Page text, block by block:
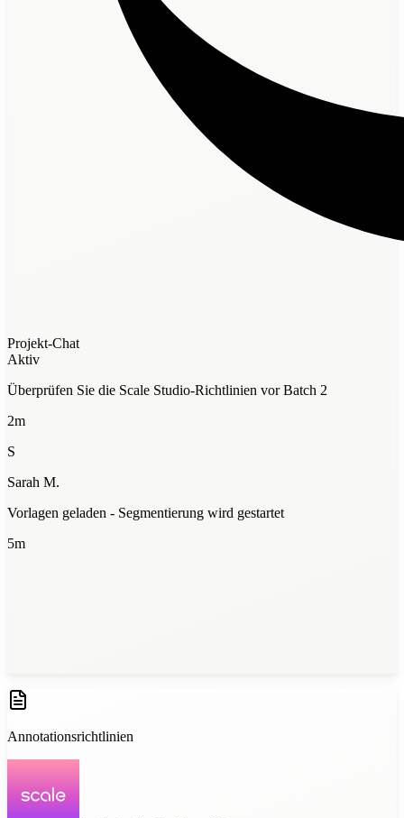
Projekt-Chat
Aktiv
Überprüfen Sie die Scale Studio-Richtlinien vor Batch 2
2m
S
Sarah M.
Vorlagen geladen - Segmentierung wird gestartet
5m
Annotationsrichtlinien